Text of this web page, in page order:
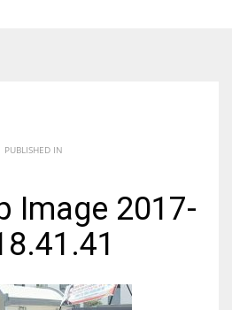
PUBLISHED IN
Image 2017-